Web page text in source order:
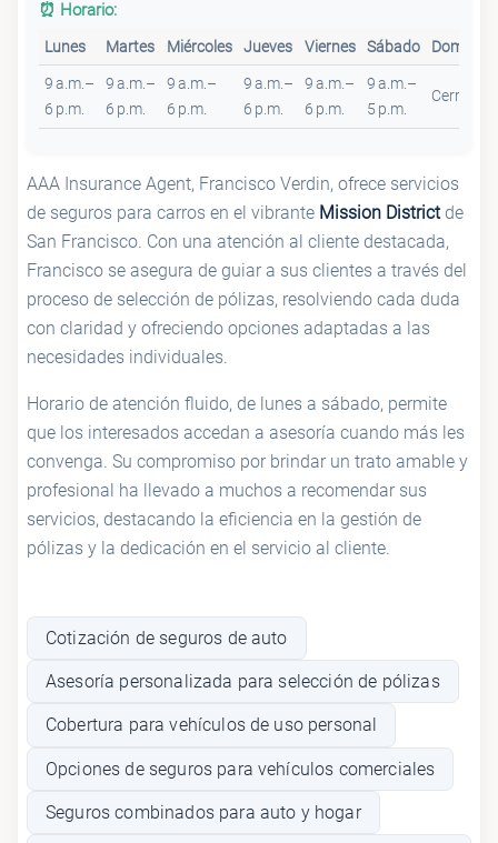
⏰ Horario:
Lunes Martes Miércoles Jueves Viernes Sábado Domingo
9 a.m.–
6 p.m.
9 a.m.–
6 p.m.
9 a.m.–
6 p.m.
9 a.m.–
6 p.m.
9 a.m.–
6 p.m.
9 a.m.–
5 p.m.
Cerrado
AAA Insurance Agent, Francisco Verdin, ofrece servicios
de seguros para carros en el vibrante Mission Districtde
San Francisco. Con una atención al cliente destacada,
Francisco se asegura de guiar a sus clientes a través del
proceso de selección de pólizas, resolviendo cada duda
con claridad y ofreciendo opciones adaptadas a las
necesidades individuales.
Horario de atención fluido, de lunes a sábado, permite
que los interesados accedan a asesoría cuando más les
convenga. Su compromiso por brindar un trato amable y
profesional ha llevado a muchos a recomendar sus
servicios, destacando la eficiencia en la gestión de
pólizas y la dedicación en el servicio al cliente.
Cotización de seguros de auto
Asesoría personalizada para selección de pólizas
Cobertura para vehículos de uso personal
Opciones de seguros para vehículos comerciales
Seguros combinados para auto y hogar